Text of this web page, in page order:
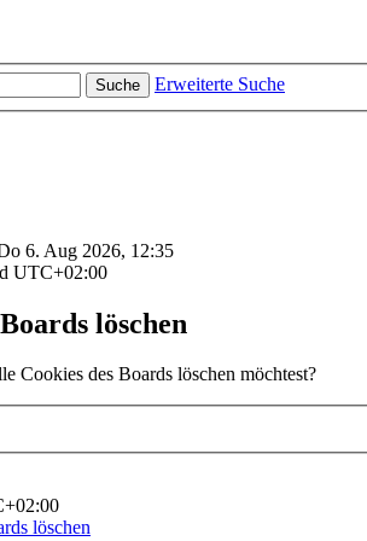
Suche Erweiterte Suche
6. Aug 2026, 12:35
UTC+02:00
löschen
Cookies des Boards löschen möchtest?
löschen